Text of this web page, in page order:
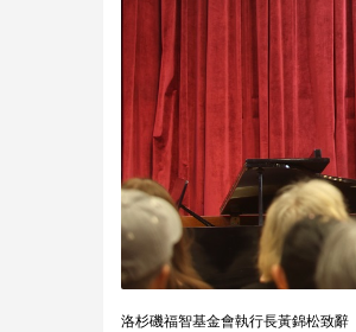
洛杉磯福智基金會執行長黃錦松致辭